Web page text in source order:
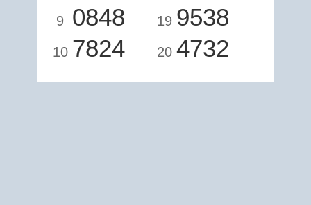
9 0848
10 7824
19 9538
20 4732